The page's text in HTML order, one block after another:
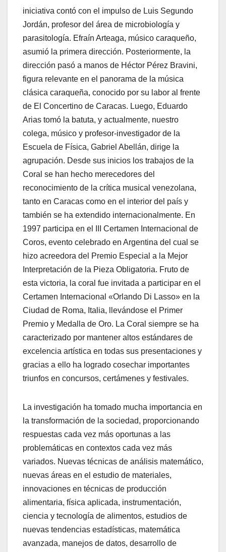
iniciativa contó con el impulso de Luis Segundo
Jordán, profesor del área de microbiología y
parasitología. Efraín Arteaga, músico caraqueño,
asumió la primera dirección. Posteriormente, la
dirección pasó a manos de Héctor Pérez Bravini,
figura relevante en el panorama de la música
clásica caraqueña, conocido por su labor al frente
de El Concertino de Caracas. Luego, Eduardo
Arias tomó la batuta, y actualmente, nuestro
colega, músico y profesor-investigador de la
Escuela de Física, Gabriel Abellán, dirige la
agrupación. Desde sus inicios los trabajos de la
Coral se han hecho merecedores del
reconocimiento de la crítica musical venezolana,
tanto en Caracas como en el interior del país y
también se ha extendido internacionalmente. En
1997 participa en el III Certamen Internacional de
Coros, evento celebrado en Argentina del cual se
hizo acreedora del Premio Especial a la Mejor
Interpretación de la Pieza Obligatoria. Fruto de
esta victoria, la coral fue invitada a participar en el
Certamen Internacional «Orlando Di Lasso» en la
Ciudad de Roma, Italia, llevándose el Primer
Premio y Medalla de Oro. La Coral siempre se ha
caracterizado por mantener altos estándares de
excelencia artística en todas sus presentaciones y
gracias a ello ha logrado cosechar importantes
triunfos en concursos, certámenes y festivales.
La investigación ha tomado mucha importancia en
la transformación de la sociedad, proporcionando
respuestas cada vez más oportunas a las
problemáticas en contextos cada vez más
variados. Nuevas técnicas de análisis matemático,
nuevas áreas en el estudio de materiales,
innovaciones en técnicas de producción
alimentaria, física aplicada, instrumentación,
ciencia y tecnología de alimentos, estudios de
nuevas tendencias estadísticas, matemática
avanzada, manejos de datos, desarrollo de